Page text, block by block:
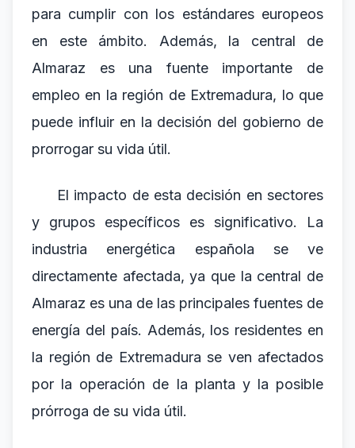
para cumplir con los estándares europeos
en este ámbito. Además, la central de
Almaraz es una fuente importante de
empleo en la región de Extremadura, lo que
puede influir en la decisión del gobierno de
prorrogar su vida útil.
El impacto de esta decisión en sectores
y grupos específicos es significativo. La
industria energética española se ve
directamente afectada, ya que la central de
Almaraz es una de las principales fuentes de
energía del país. Además, los residentes en
la región de Extremadura se ven afectados
por la operación de la planta y la posible
prórroga de su vida útil.